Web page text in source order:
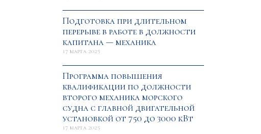
Подготовка при длительном
перерыве в работе в должности
капитана — механика
17 марта 2025
Программа повышения
квалификации по должности
второго механика морского
судна с главной двигательной
установкой от 750 до 3000 кВт
17 марта 2025